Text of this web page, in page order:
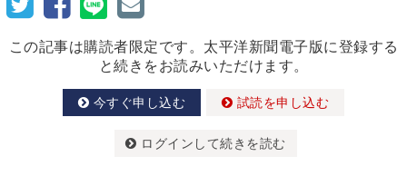
この記事は購読者限定です。太平洋新聞電子版に登録する
と続きをお読みいただけます。
今すぐ申し込む 試読を申し込む
ログインして続きを読む